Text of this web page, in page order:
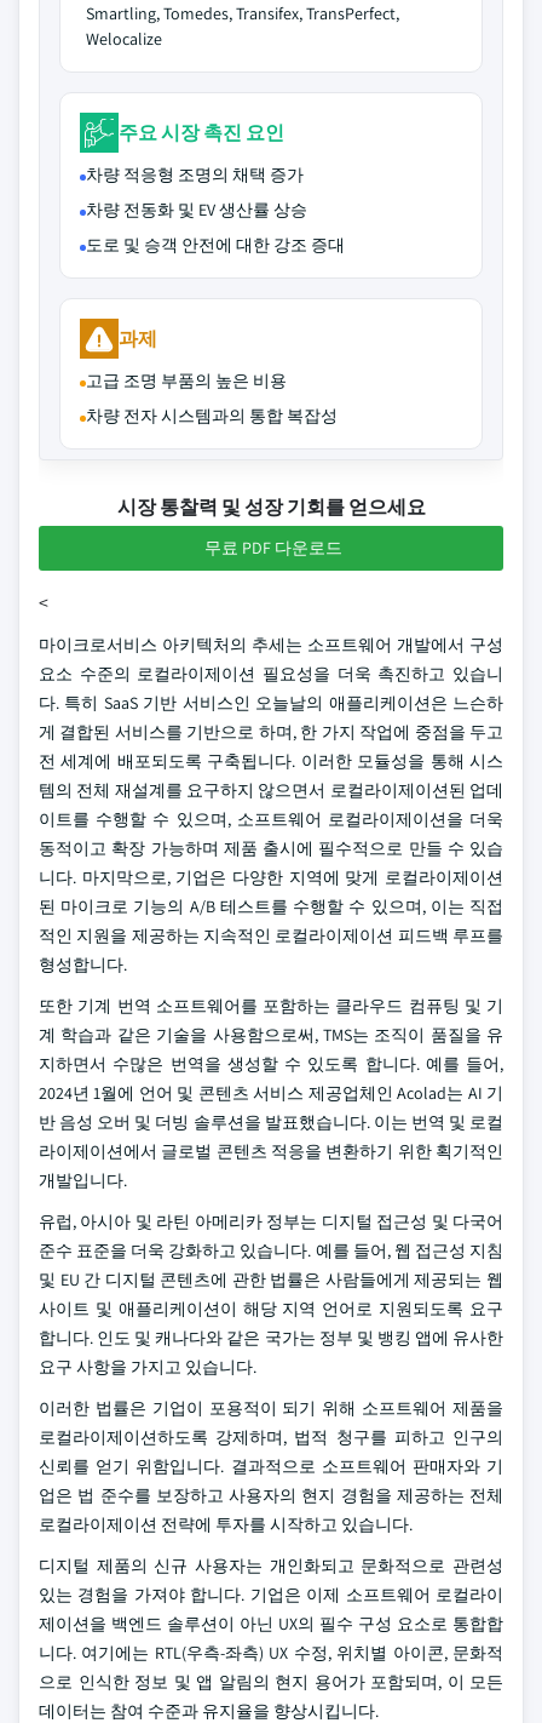
Smartling, Tomedes, Transifex, TransPerfect,
Welocalize
주요 시장 촉진 요인
차량 적응형 조명의 채택 증가
차량 전동화 및 EV 생산률 상승
도로 및 승객 안전에 대한 강조 증대
과제
고급 조명 부품의 높은 비용
차량 전자 시스템과의 통합 복잡성
시장 통찰력 및 성장 기회를 얻으세요
무료 PDF 다운로드
<
마이크로서비스 아키텍처의 추세는 소프트웨어 개발에서 구성
요소 수준의 로컬라이제이션 필요성을 더욱 촉진하고 있습니
다. 특히 SaaS 기반 서비스인 오늘날의 애플리케이션은 느슨하
게 결합된 서비스를 기반으로 하며, 한 가지 작업에 중점을 두고
전 세계에 배포되도록 구축됩니다. 이러한 모듈성을 통해 시스
템의 전체 재설계를 요구하지 않으면서 로컬라이제이션된 업데
이트를 수행할 수 있으며, 소프트웨어 로컬라이제이션을 더욱
동적이고 확장 가능하며 제품 출시에 필수적으로 만들 수 있습
니다. 마지막으로, 기업은 다양한 지역에 맞게 로컬라이제이션
된 마이크로 기능의 A/B 테스트를 수행할 수 있으며, 이는 직접
적인 지원을 제공하는 지속적인 로컬라이제이션 피드백 루프를
형성합니다.
또한 기계 번역 소프트웨어를 포함하는 클라우드 컴퓨팅 및 기
계 학습과 같은 기술을 사용함으로써, TMS는 조직이 품질을 유
지하면서 수많은 번역을 생성할 수 있도록 합니다. 예를 들어,
2024년 1월에 언어 및 콘텐츠 서비스 제공업체인 Acolad는 AI 기
반 음성 오버 및 더빙 솔루션을 발표했습니다. 이는 번역 및 로컬
라이제이션에서 글로벌 콘텐츠 적응을 변환하기 위한 획기적인
개발입니다.
유럽, 아시아 및 라틴 아메리카 정부는 디지털 접근성 및 다국어
준수 표준을 더욱 강화하고 있습니다. 예를 들어, 웹 접근성 지침
및 EU 간 디지털 콘텐츠에 관한 법률은 사람들에게 제공되는 웹
사이트 및 애플리케이션이 해당 지역 언어로 지원되도록 요구
합니다. 인도 및 캐나다와 같은 국가는 정부 및 뱅킹 앱에 유사한
요구 사항을 가지고 있습니다.
이러한 법률은 기업이 포용적이 되기 위해 소프트웨어 제품을
로컬라이제이션하도록 강제하며, 법적 청구를 피하고 인구의
신뢰를 얻기 위함입니다. 결과적으로 소프트웨어 판매자와 기
업은 법 준수를 보장하고 사용자의 현지 경험을 제공하는 전체
로컬라이제이션 전략에 투자를 시작하고 있습니다.
디지털 제품의 신규 사용자는 개인화되고 문화적으로 관련성
있는 경험을 가져야 합니다. 기업은 이제 소프트웨어 로컬라이
제이션을 백엔드 솔루션이 아닌 UX의 필수 구성 요소로 통합합
니다. 여기에는 RTL(우측-좌측) UX 수정, 위치별 아이콘, 문화적
으로 인식한 정보 및 앱 알림의 현지 용어가 포함되며, 이 모든
데이터는 참여 수준과 유지율을 향상시킵니다.